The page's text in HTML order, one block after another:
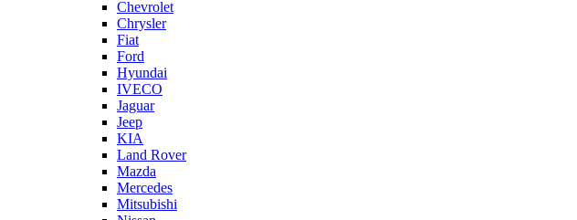
Chevrolet
Chrysler
Fiat
Ford
Hyundai
IVECO
Jaguar
Jeep
KIA
Land Rover
Mazda
Mercedes
Mitsubishi